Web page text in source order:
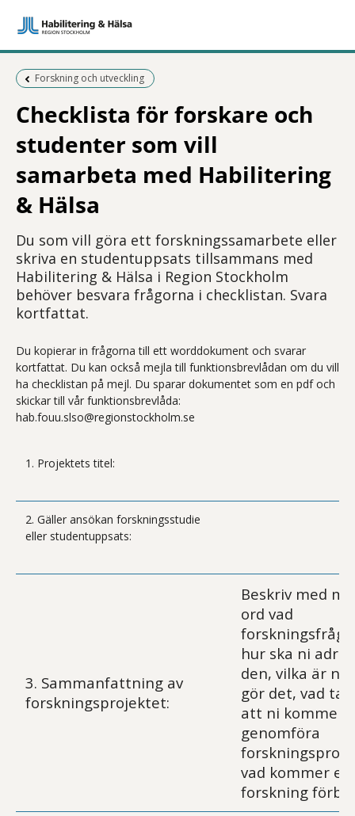
Föregående sida:
Forskning och utveckling
Checklista för forskare och
studenter som vill
samarbeta med Habilitering
& Hälsa
Du som vill göra ett forskningssamarbete eller
skriva en studentuppsats tillsammans med
Habilitering & Hälsa i Region Stockholm
behöver besvara frågorna i checklistan. Svara
kortfattat.
Du kopierar in frågorna till ett worddokument och svarar
kortfattat. Du kan också mejla till funktionsbrevlådan om du vill
ha checklistan på mejl. Du sparar dokumentet som en pdf och
skickar till vår funktionsbrevlåda:
hab.fouu.slso@regionstockholm.se
1. Projektets titel:
2. Gäller ansökan forskningsstudie
eller studentuppsats:
3. Sammanfattning av
forskningsprojektet:
Beskriv med
ord vad
hur ska ni
den, vilka är ni
gör det, vad
att ni kommer
genomföra
vad kommer er
forskning